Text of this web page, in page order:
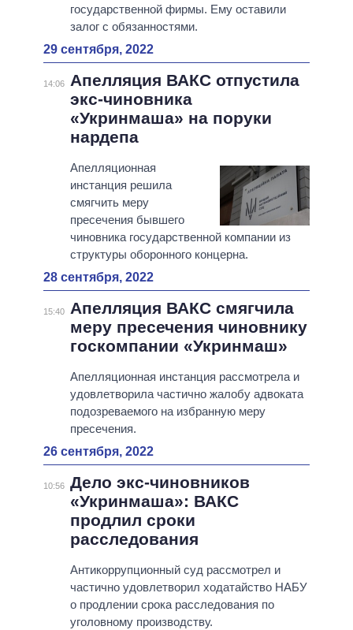
государственной фирмы. Ему оставили
залог с обязанностями.
29 сентября, 2022
14:06
Апелляция ВАКС отпустила
экс-чиновника
«Укринмаша» на поруки
нардепа
Апелляционная
инстанция решила
смягчить меру
пресечения бывшего
чиновника государственной компании из
структуры оборонного концерна.
28 сентября, 2022
15:40
Апелляция ВАКС смягчила
меру пресечения чиновнику
госкомпании «Укринмаш»
Апелляционная инстанция рассмотрела и
удовлетворила частично жалобу адвоката
подозреваемого на избранную меру
пресечения.
26 сентября, 2022
10:56 Дело экс-чиновников
«Укринмаша»: ВАКС
продлил сроки
расследования
Антикоррупционный суд рассмотрел и
частично удовлетворил ходатайство НАБУ
о продлении срока расследования по
уголовному производству.